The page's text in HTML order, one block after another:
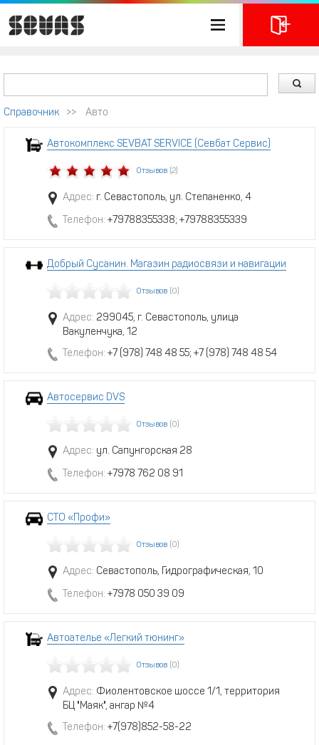
Справочник >> Авто
Автокомплекс SEVBAT SERVICE (Севбат Сервис)
Отзывов (2)
Адрес: г. Севастополь, ул. Степаненко, 4
Телефон: +79788355338; +79788355339
Добрый Сусанин. Магазин радиосвязи и навигации
Отзывов (0)
Адрес: 299045, г. Севастополь, улица
Вакуленчука, 12
Телефон: +7 (978) 748 48 55; +7 (978) 748 48 54
Автосервис DVS
Отзывов (0)
Адрес: ул. Сапунгорская 28
Телефон: +7978 762 08 91
СТО «Профи»
Отзывов (0)
Адрес: Севастополь, Гидрографическая, 10
Телефон: +7978 050 39 09
Автоателье «Легкий тюнинг»
Отзывов (0)
Адрес: Фиолентовское шоссе 1/1, территория
БЦ "Маяк", ангар №4
Телефон: +7(978)852-58-22